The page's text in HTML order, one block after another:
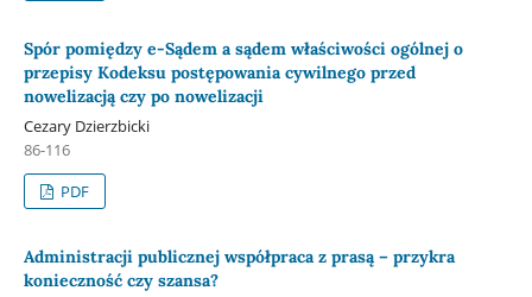
Spór pomiędzy e-Sądem a sądem właściwości ogólnej o
przepisy Kodeksu postępowania cywilnego przed
nowelizacją czy po nowelizacji
Cezary Dzierzbicki
86-116
PDF
Administracji publicznej współpraca z prasą – przykra
konieczność czy szansa?